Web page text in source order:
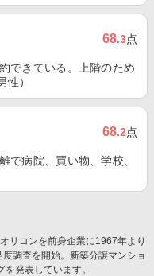
68.3点
できている。上階のため
性）
68.2点
で病院、買い物、学校、
リコンを前身企業に1967年より
調査を開始。新築分譲マンショ
発表しています。